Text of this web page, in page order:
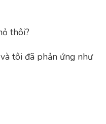
thôi?
tôi đã phản ứng như